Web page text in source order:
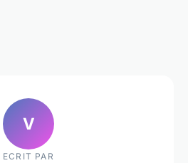
V
ECRIT PAR